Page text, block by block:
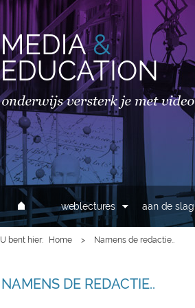
MAIN MENU
weblectures aan de slag
U bent hier Home > Namens de redactie..
NAMENS DE REDACTIE..